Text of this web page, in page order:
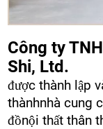
Công ty
Shi, Ltd.
được thành lập
thànhnhà cung
đồnội thất thân